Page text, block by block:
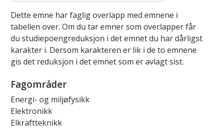
Dette emne har faglig overlapp med emnene i
tabellen over. Om du tar emner som overlapper får
du studiepoengreduksjon i det emnet du har dårligst
karakter i. Dersom karakteren er lik i de to emnene
gis det reduksjon i det emnet som er avlagt sist.
Fagområder
Energi- og miljøfysikk
Elektronikk
Elkraftteknikk